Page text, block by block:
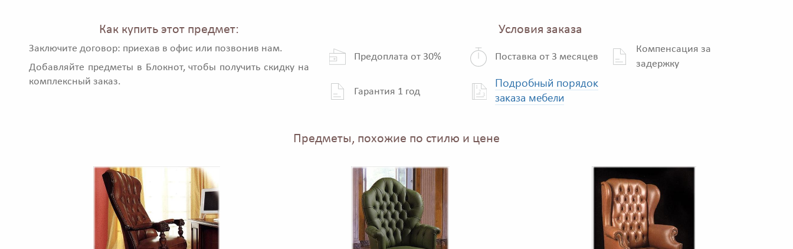
Как купить этот предмет:
Заключите договор: приехав в офис или позвонив нам.
Добавляйте предметы в Блокнот, чтобы получить скидку на
комплексный заказ.
Условия заказа
Предоплата от 30% Поставка от 3 месяцев
Компенсация за
задержку
Гарантия 1 год
Подробный порядок
заказа мебели
Предметы, похожие по стилю и цене